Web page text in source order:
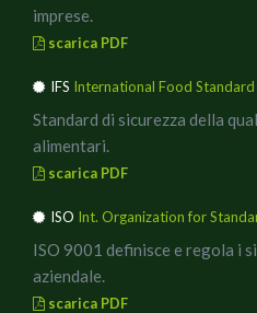
imprese.
scarica PDF
IFS International Food Standard
Standard di sicurezza della
alimentari.
scarica PDF
ISO Int. Organization for
ISO 9001 definisce e regola i
aziendale.
scarica PDF